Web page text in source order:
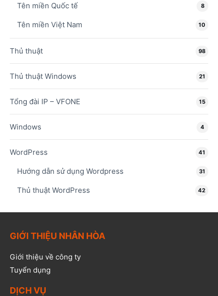
Tên miền Quốc tế 8
Tên miền Việt Nam 10
Thủ thuật 98
Thủ thuật Windows 21
Tổng đài IP – VFONE 15
Windows 4
WordPress 41
Hướng dẫn sử dụng Wordpress 31
Thủ thuật WordPress 42
GIỚI THIỆU NHÂN HÒA
Giới thiệu về công ty
Tuyển dụng
DỊCH VỤ